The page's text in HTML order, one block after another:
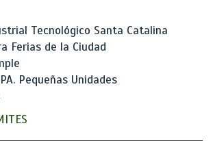
Tecnológico Santa Catalina
Ferias de la Ciudad
Pequeñas Unidades